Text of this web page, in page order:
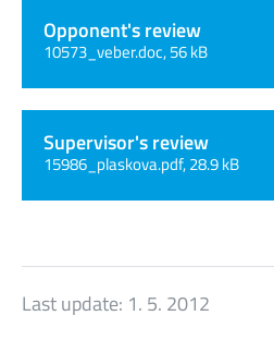
Opponent's review
10573_veber.doc, 56 kB
Supervisor's review
15986_plaskova.pdf, 28.9 kB
Last update: 1. 5. 2012